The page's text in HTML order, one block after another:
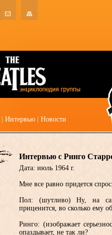
Интервью Новости
Интервью с Ринго
Дата: июль 1964 г.
Мне все равно придется
Пол: (шутливо) Ну, на
приценится, во сколько ему
Ринго: (изображает
опаздывает, не так ли?